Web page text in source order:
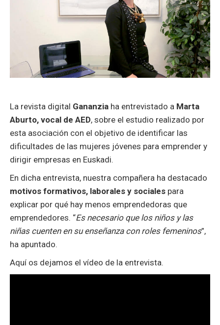
La revista digital Gananzia ha entrevistado a Marta
Aburto, vocal de AED, sobre el estudio realizado por
esta asociación con el objetivo de identificar las
dificultades de las mujeres jóvenes para emprender y
dirigir empresas en Euskadi.
En dicha entrevista, nuestra compañera ha destacado
motivos formativos, laborales y sociales para
explicar por qué hay menos emprendedoras que
emprendedores. “Es necesario que los niños y las
niñas cuenten en su enseñanza con roles femeninos”,
ha apuntado.
Aquí os dejamos el vídeo de la entrevista.